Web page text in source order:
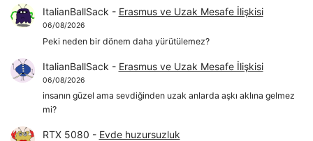
ItalianBallSack - Erasmus ve Uzak Mesafe İlişkisi
06/08/2026
Peki neden bir dönem daha yürütülemez?
ItalianBallSack - Erasmus ve Uzak Mesafe İlişkisi
06/08/2026
insanın güzel ama sevdiğinden uzak anlarda aşkı aklına gelmez
mi?
RTX 5080 - Evde huzursuzluk